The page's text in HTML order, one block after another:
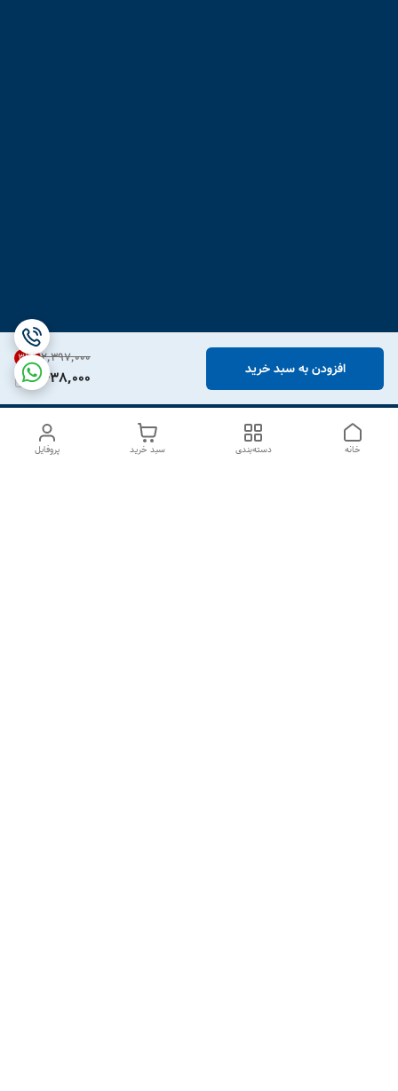
۲٬۳۹۷٬۰۰۰ 31%
1,638,000 افزودن به سبد خرید
پروفایل سبد خرید دسته‌بندی خانه